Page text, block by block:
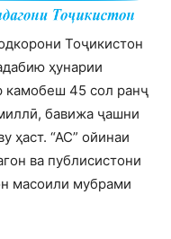
Тоҷикистон
ҳунарии
камобеш 45 сол ранҷ
бавижа ҷашни
ҳаст. “АС” ойинаи
ва публисистони
масоили мубрами